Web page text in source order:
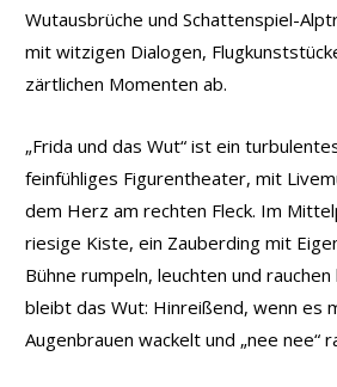
Wutausbrüche und Schattenspiel-
mit witzigen Dialogen,
zärtlichen Momenten ab.
„Frida und das Wut“ ist ein
feinfühliges Figurentheater, mit
dem Herz am rechten Fleck. Im
riesige Kiste, ein Zauberding mit
Bühne rumpeln, leuchten und
bleibt das Wut: Hinreißend, wenn es
Augenbrauen wackelt und „nee nee“